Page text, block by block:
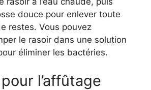
douce pour enlever toute
restes. Vous pouvez
le rasoir dans une solution
éliminer les bactéries.
l’affûtage